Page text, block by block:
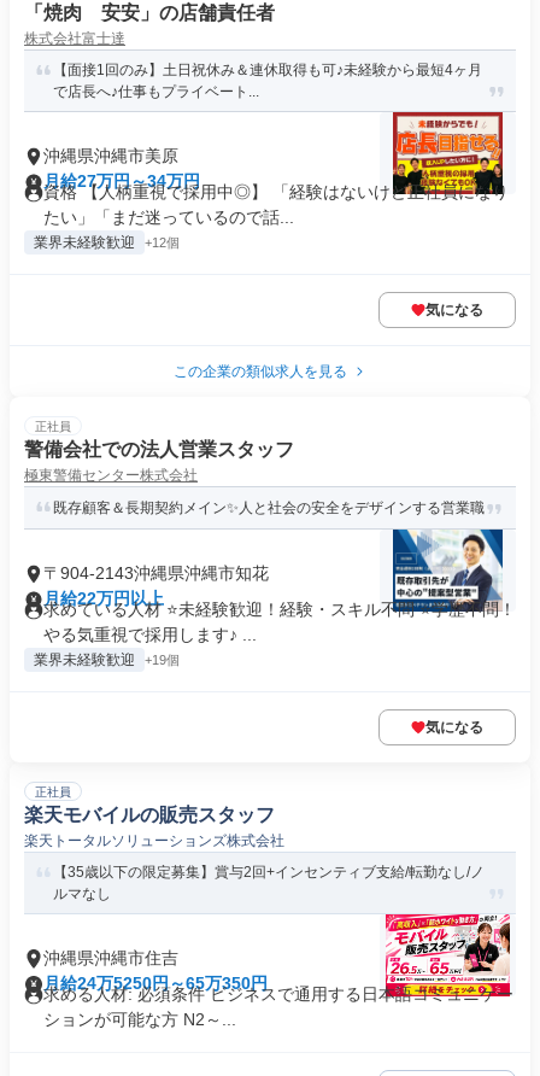
「焼肉 安安」の店舗責任者
株式会社富士達
【面接1回のみ】土日祝休み＆連休取得も可♪未経験から最短4ヶ月
で店長へ♪仕事もプライベート...
沖縄県沖縄市美原
月給27万円～34万円
資格 【人柄重視で採用中◎】 「経験はないけど正社員になり
たい」「まだ迷っているので話...
業界未経験歓迎 +12個
気になる
この企業の類似求人を見る
正社員
警備会社での法人営業スタッフ
極東警備センター株式会社
既存顧客＆長期契約メイン✨人と社会の安全をデザインする営業職
〒904-2143沖縄県沖縄市知花
月給22万円以上
求めている人材 ⭐未経験歓迎！経験・スキル不問 ⭐学歴不問！
やる気重視で採用します♪ ...
業界未経験歓迎 +19個
気になる
正社員
楽天モバイルの販売スタッフ
楽天トータルソリューションズ株式会社
【35歳以下の限定募集】賞与2回+インセンティブ支給/転勤なし/ノ
ルマなし
沖縄県沖縄市住吉
月給24万5250円～65万350円
求める人材: 必須条件 ビジネスで通用する日本語コミュニケー
ションが可能な方 N2～...